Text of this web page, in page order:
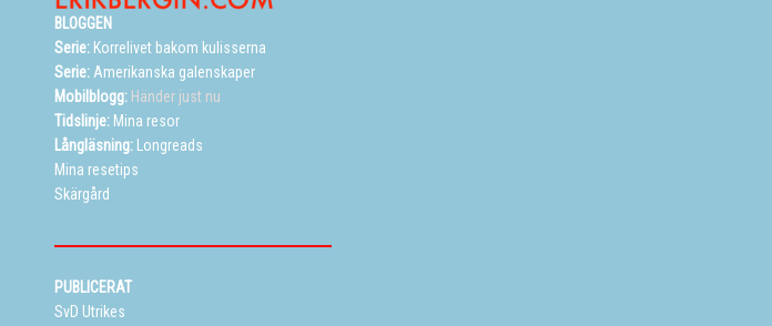
BLOGGEN
Serie: Korrelivet bakom kulisserna
Serie: Amerikanska galenskaper
Mobilblogg: Händer just nu
Tidslinje: Mina resor
Långläsning:
Longreads
Mina resetips
Skärgård
PUBLICERAT
SvD Utrikes